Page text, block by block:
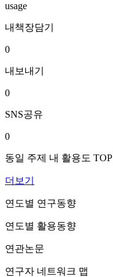
usage
내책장담기
0
내보내기
0
SNS공유
0
동일 주제 내 활용도 TOP
더보기
연도별 연구동향
연도별 활용동향
연관논문
연구자 네트워크 맵